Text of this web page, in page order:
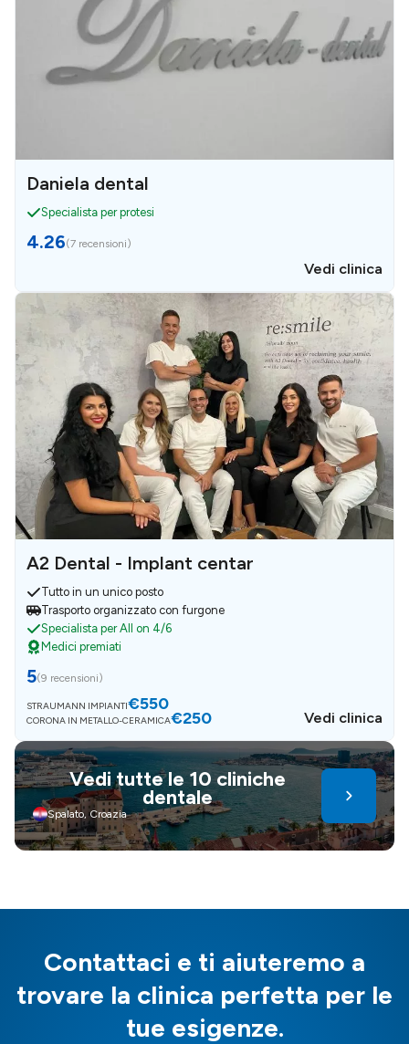
Daniela dental
Specialista per protesi
4.26(7 recensioni)
Vedi clinica
A2 Dental - Implant centar
Tutto in un unico posto
Trasporto organizzato con furgone
Specialista per All on 4/6
Medici premiati
5(9 recensioni)
STRAUMANN IMPIANTI€550
CORONA IN METALLO-CERAMICA€250 Vedi clinica
Vedi tutte le 10 cliniche
dentale
Spalato, Croazia
Contattaci e ti aiuteremo a
trovare la clinica perfetta per le
tue esigenze.